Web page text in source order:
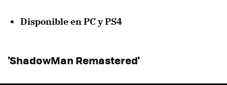
Disponible en PC y PS4
'ShadowMan Remastered'